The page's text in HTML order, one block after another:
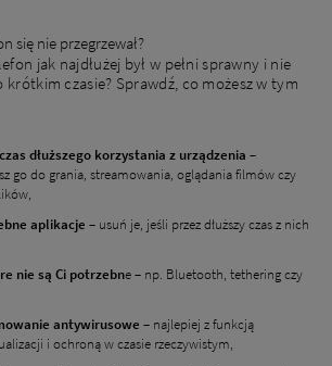
się nie przegrzewał?
jak najdłużej był w pełni sprawny i nie
krótkim czasie? Sprawdź, co możesz w tym
dłuższego korzystania z urządzenia –
go do grania, streamowania, oglądania filmów czy
aplikacje – usuń je, jeśli przez dłuższy czas z nich
nie są Ci potrzebne – np. Bluetooth, tethering czy
antywirusowe – najlepiej z funkcją
i ochroną w czasie rzeczywistym,